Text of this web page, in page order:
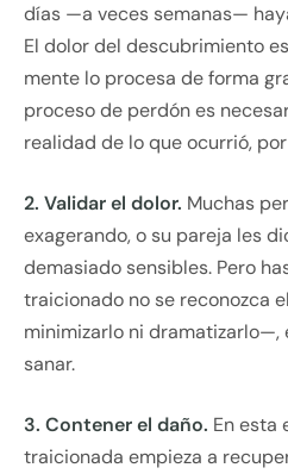
días —a veces semanas—
El dolor del descubrimiento
mente lo procesa de forma
proceso de perdón es
realidad de lo que ocurrió,
2. Validar el dolor. Muchas
exagerando, o su pareja les
demasiado sensibles. Pero
traicionado no se reconozca
minimizarlo ni dramatizarlo—,
sanar.
3. Contener el daño. En esta
traicionada empieza a